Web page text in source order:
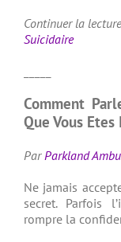
Continuer la
Suicidaire
Comment
Que Vous
ParParkland
Ne jamais
secret. Parfois
rompre la